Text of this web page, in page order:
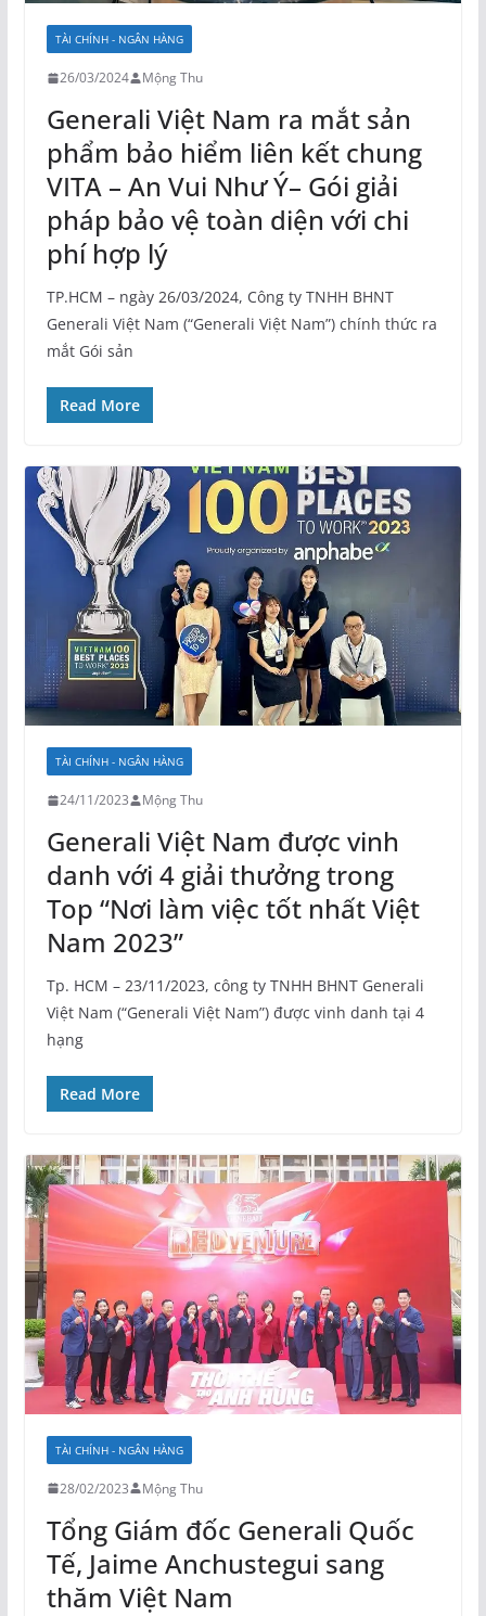
TÀI CHÍNH - NGÂN HÀNG
26/03/2024 Mộng Thu
Generali Việt Nam ra mắt sản
phẩm bảo hiểm liên kết chung
VITA – An Vui Như Ý– Gói giải
pháp bảo vệ toàn diện với chi
phí hợp lý
TP.HCM – ngày 26/03/2024, Công ty TNHH BHNT
Generali Việt Nam (“Generali Việt Nam”) chính thức ra
mắt Gói sản
Read More
TÀI CHÍNH - NGÂN HÀNG
24/11/2023 Mộng Thu
Generali Việt Nam được vinh
danh với 4 giải thưởng trong
Top “Nơi làm việc tốt nhất Việt
Nam 2023”
Tp. HCM – 23/11/2023, công ty TNHH BHNT Generali
Việt Nam (“Generali Việt Nam”) được vinh danh tại 4
hạng
Read More
TÀI CHÍNH - NGÂN HÀNG
28/02/2023 Mộng Thu
Tổng Giám đốc Generali Quốc
Tế, Jaime Anchustegui sang
thăm Việt Nam